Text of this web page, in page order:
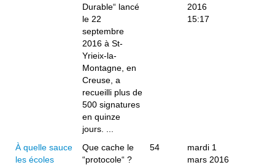
Durable“ lancé
le 22
septembre
2016 à St-
Yrieix-la-
Montagne, en
Creuse, a
recueilli plus de
500 signatures
en quinze
jours. ...
2016
15:17
À quelle sauce
les écoles
Que cache le
“protocole“ ?
54
mardi 1
mars 2016